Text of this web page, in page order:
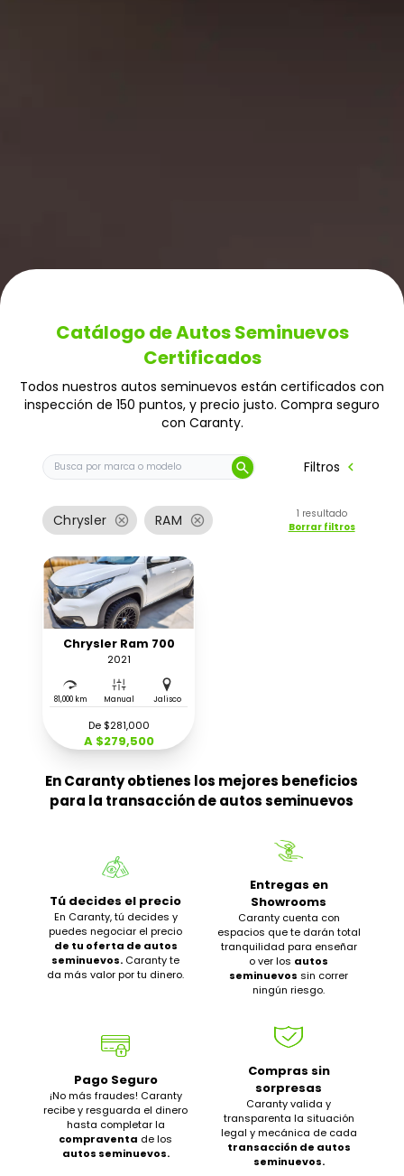
Catálogo de Autos Seminuevos
Certificados
Todos nuestros autos seminuevos están certificados con
inspección de 150 puntos, y precio justo. Compra seguro
con Caranty.
Buscar auto por marca o modelo
search Filtros chevron_left
Chrysler cancel RAM cancel 1 resultado
Borrar filtros
Chrysler Ram 700
2021
81,000 km Manual Jalisco
De $281,000
A $279,500
En Caranty obtienes los mejores beneficios
para la transacción de autos seminuevos
Tú decides el precio
En Caranty, tú decides y
puedes negociar el precio
de tu oferta de autos
seminuevos. Caranty te
da más valor por tu dinero.
Entregas en
Showrooms
Caranty cuenta con
espacios que te darán total
tranquilidad para enseñar
o ver los autos
seminuevos sin correr
ningún riesgo.
Pago Seguro
¡No más fraudes! Caranty
recibe y resguarda el dinero
hasta completar la
compraventa de los
autos seminuevos.
Compras sin
sorpresas
Caranty valida y
transparenta la situación
legal y mecánica de cada
transacción de autos
seminuevos.